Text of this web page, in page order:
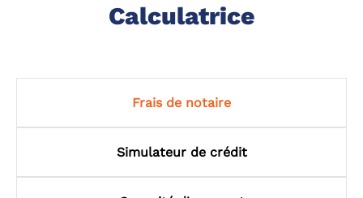
Calculatrice
Frais de notaire
Simulateur de crédit